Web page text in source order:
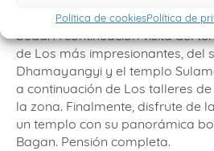
Política de cookiesPolítica de
orilla del río con sus antiguas
buda. A continuación visita del
de Los más impresionantes, del
Dhamayangyi y el templo
a continuación de Los talleres
la zona. Finalmente, disfrute de
un templo con su panorámica
Bagan. Pensión completa.